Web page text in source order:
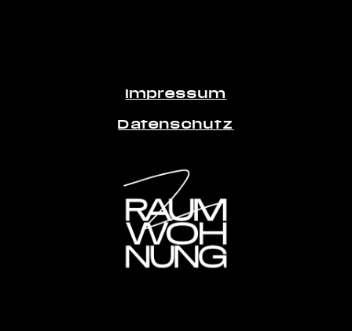
Impressum
Datenschutz